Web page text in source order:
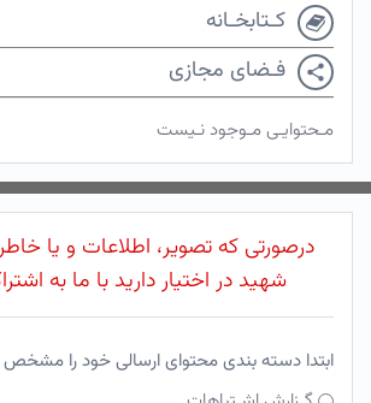
کـتابخـانه
فـضای مجازی
مـحتوایـی مـوجود نـیست
درصورتی که تصویر، اطلاعات و یا
شهید در اختیار دارید با ما به
ابتدا دسته بندی محتوای ارسالی خود را مشخص